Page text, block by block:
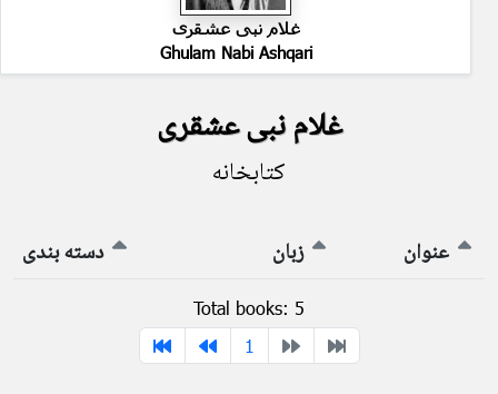
غلام نبی عشقری
Ghulam Nabi Ashqari
غلام نبی عشقری
کتابخانه
عنوان زبان دسته بندی
Total books: 5
1